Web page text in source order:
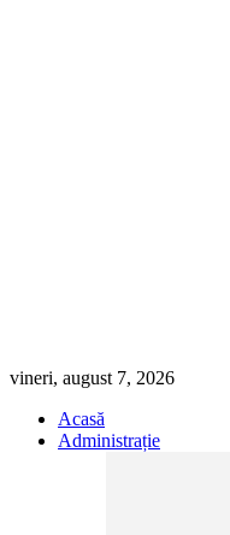
vineri, august 7, 2026
Acasă
Administrație